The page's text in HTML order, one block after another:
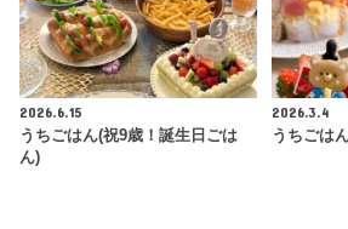
2026.6.15
うちごはん(祝9歳！誕生日ごは
ん)
2026.3.4
うちごは